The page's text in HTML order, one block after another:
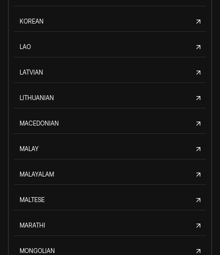
KOREAN
LAO
LATVIAN
LITHUANIAN
MACEDONIAN
MALAY
MALAYALAM
MALTESE
MARATHI
MONGOLIAN